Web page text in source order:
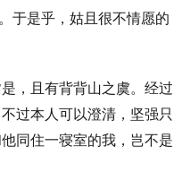
于是乎，姑且很不情愿的
，且有背背山之虞。经过
过本人可以澄清，坚强只
同住一寝室的我，岂不是